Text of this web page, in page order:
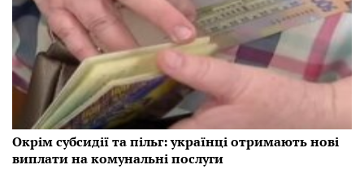
Окрім субсидії та пільг: українці отримають нові
виплати на комунальні послуги